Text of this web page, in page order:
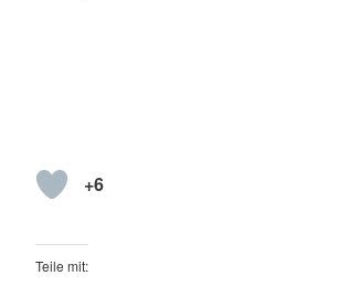
+6
Teile mit: